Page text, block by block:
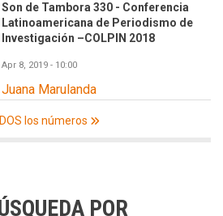
Son de Tambora 330 - Conferencia
Latinoamericana de Periodismo de
Investigación –COLPIN 2018
Apr 8, 2019 - 10:00
Juana Marulanda
los números
POR